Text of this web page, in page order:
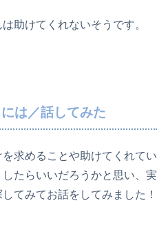
助けてくれないそうです。
は／話してみた
求めることや助けてくれてい
たらいいだろうかと思い、実
てみてお話をしてみました！